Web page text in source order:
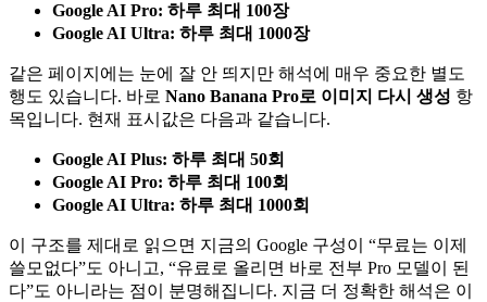
Google AI Pro: 하루 최대 100장
Google AI Ultra: 하루 최대 1000장
같은 페이지에는 눈에 잘 안 띄지만 해석에 매우 중요한 별도
행도 있습니다. 바로 Nano Banana Pro로 이미지 다시 생성 항
목입니다. 현재 표시값은 다음과 같습니다.
Google AI Plus: 하루 최대 50회
Google AI Pro: 하루 최대 100회
Google AI Ultra: 하루 최대 1000회
이 구조를 제대로 읽으면 지금의 Google 구성이 “무료는 이제
쓸모없다”도 아니고, “유료로 올리면 바로 전부 Pro 모델이 된
다”도 아니라는 점이 분명해집니다. 지금 더 정확한 해석은 이